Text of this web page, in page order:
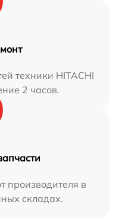
техники HITACHI
2 часов.
производителя в
складах.